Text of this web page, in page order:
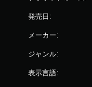
発売日:
メーカー:
ジャンル:
表示言語: